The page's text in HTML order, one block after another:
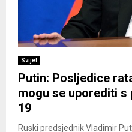
Svijet
Putin: Posljedice
mogu se uporediti s
19
Ruski predsjednik Vladimir